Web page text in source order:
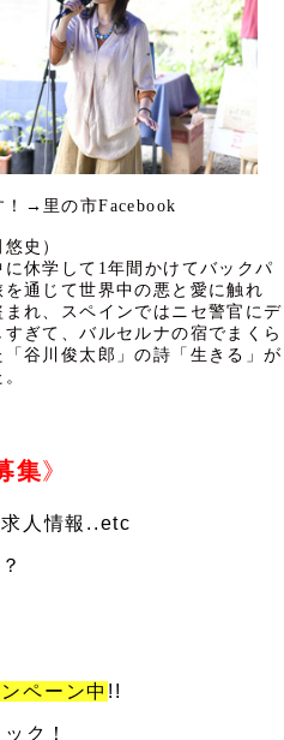
！→里の市Facebook
史）
休学して1年間かけてバックパ
通じて世界中の悪と愛に触れ
れ、スペインではニセ警官にデ
ぎて、バルセルナの宿でまくら
谷川俊太郎」の詩「生きる」が
集》
人情報..etc
ペーン中 !!
ク！